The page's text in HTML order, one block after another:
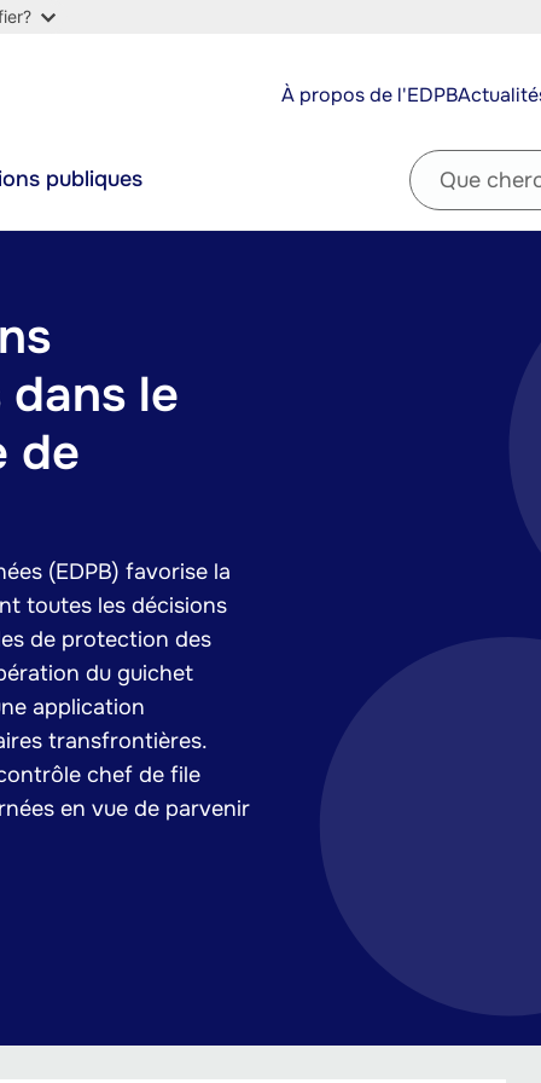
publiques
À propos de l'EDPB
Filter
by
le
de
(EDPB) favorise la
toutes les décisions
de protection des
du guichet
application
transfrontières.
chef de file
en vue de parvenir